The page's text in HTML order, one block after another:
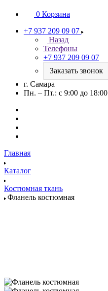
0 Корзина
+7 937 209 09 07
Назад
Телефоны
+7 937 209 09 07
Заказать звонок
г. Самара
Пн. – Пт.: с 9:00 до 18:00
Главная
Каталог
Костюмная ткань
Фланель костюмная